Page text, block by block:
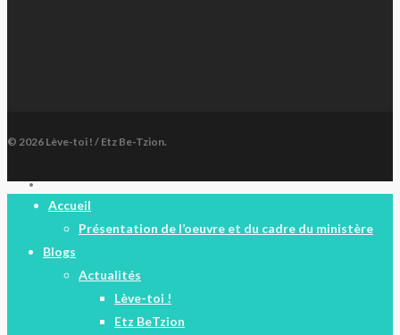
© 2026 Lève-toi ! / Etz Be-Tzion.
facebook
Close
Menu
Accueil
Présentation de l’oeuvre et du cadre du ministère
Blogs
Actualités
Lève-toi !
Etz BeTzion